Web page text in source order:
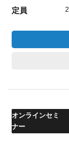
定員
オンラインセミ
ナー